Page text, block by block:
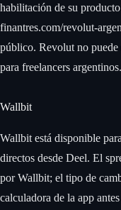
habilitación de su
finantres.com/revolut-
público. Revolut no puede
para freelancers argentinos.
Wallbit
Wallbit está disponible
directos desde Deel. El
por Wallbit; el tipo de
calculadora de la app